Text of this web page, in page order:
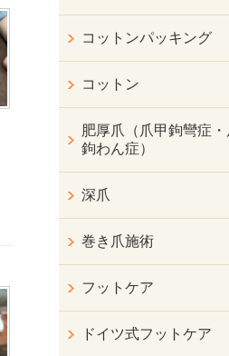
コットンパッキング
コットン
肥厚爪（爪甲鉤彎症・
鉤わん症）
深爪
巻き爪施術
フットケア
ドイツ式フットケア